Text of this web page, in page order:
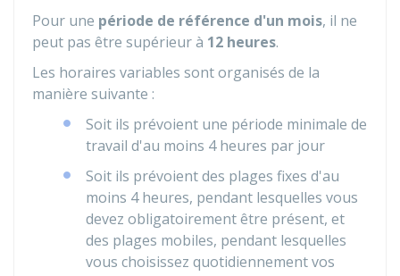
Pour une période de référence d'un mois, il ne
peut pas être supérieur à 12 heures.
Les horaires variables sont organisés de la
manière suivante :
Soit ils prévoient une période minimale de
travail d'au moins 4 heures par jour
Soit ils prévoient des plages fixes d'au
moins 4 heures, pendant lesquelles vous
devez obligatoirement être présent, et
des plages mobiles, pendant lesquelles
vous choisissez quotidiennement vos